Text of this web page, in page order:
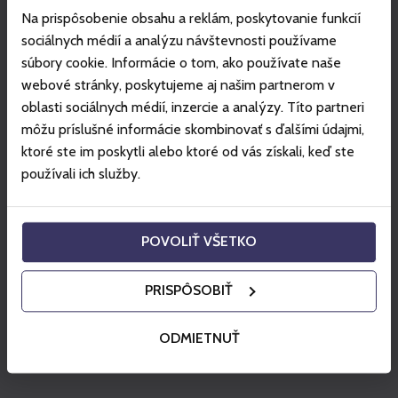
Na prispôsobenie obsahu a reklám, poskytovanie funkcií
sociálnych médií a analýzu návštevnosti používame
súbory cookie. Informácie o tom, ako používate naše
webové stránky, poskytujeme aj našim partnerom v
oblasti sociálnych médií, inzercie a analýzy. Títo partneri
môžu príslušné informácie skombinovať s ďalšími údajmi,
ktoré ste im poskytli alebo ktoré od vás získali, keď ste
používali ich služby.
POVOLIŤ VŠETKO
PRISPÔSOBIŤ
ODMIETNUŤ
Mimo určených trás a časov, nie je skialpovanie v
stredisku z bezpečnostných dôvodov možné.
Vstup na vyznačené skialp trasy je možný len so
zakúpenou Skialp sezónkou.
Denný skialp:
počas prevádzkovej doby strediska.
Večerný skialp:v Jasnej na trase č.10 Chaletová v čase
od 18:00 do 20:30.
(posledný výstup je o 19:00).
15% goX cashback na služby vo vybraných gastro
Parkovanie vo vybraných strediskách a lokalitách so
Sezónka je neprenosná a v prípade zneužitia bude
Viac info:jasna.sk,vt.sk.